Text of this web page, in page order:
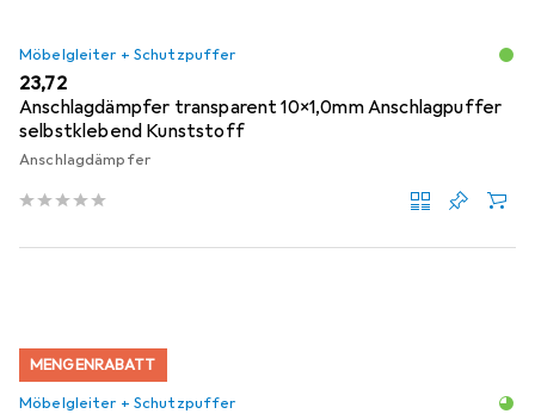
Möbelgleiter + Schutzpuffer
EUR
23,72
Anschlagdämpfer transparent 10x1,0mm Anschlagpuffer
selbstklebend Kunststoff
Anschlagdämpfer
MENGENRABATT
Möbelgleiter + Schutzpuffer